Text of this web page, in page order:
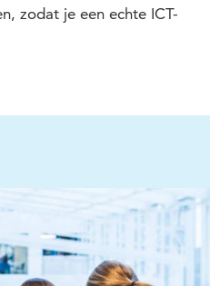
zodat je een echte ICT-